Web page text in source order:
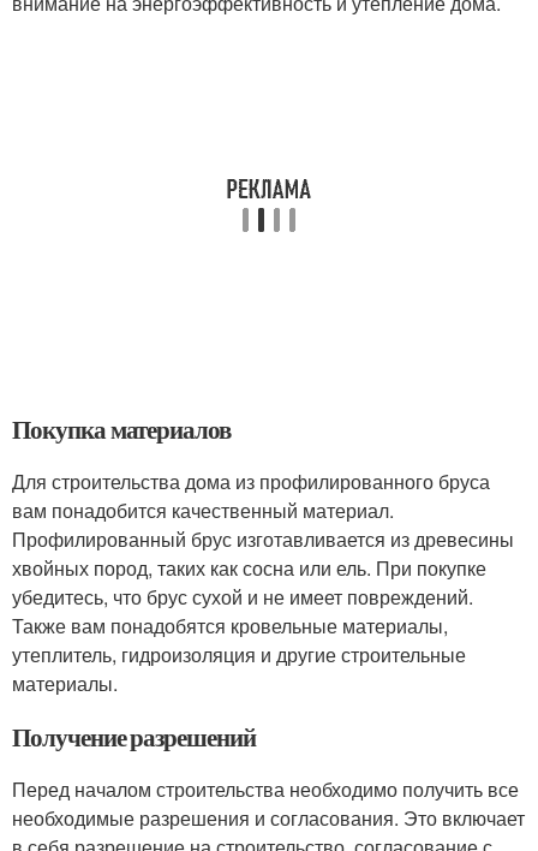
Покупка материалов
Для строительства дома из профилированного бруса
вам понадобится качественный материал.
Профилированный брус изготавливается из древесины
хвойных пород, таких как сосна или ель. При покупке
убедитесь, что брус сухой и не имеет повреждений.
Также вам понадобятся кровельные материалы,
утеплитель, гидроизоляция и другие строительные
материалы.
Получение разрешений
Перед началом строительства необходимо получить все
необходимые разрешения и согласования. Это включает